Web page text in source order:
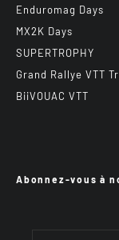
Enduromag Days
MX2K Days
SUPERTROPHY
Grand Rallye VTT
BiiVOUAC VTT
Abonnez-vous à